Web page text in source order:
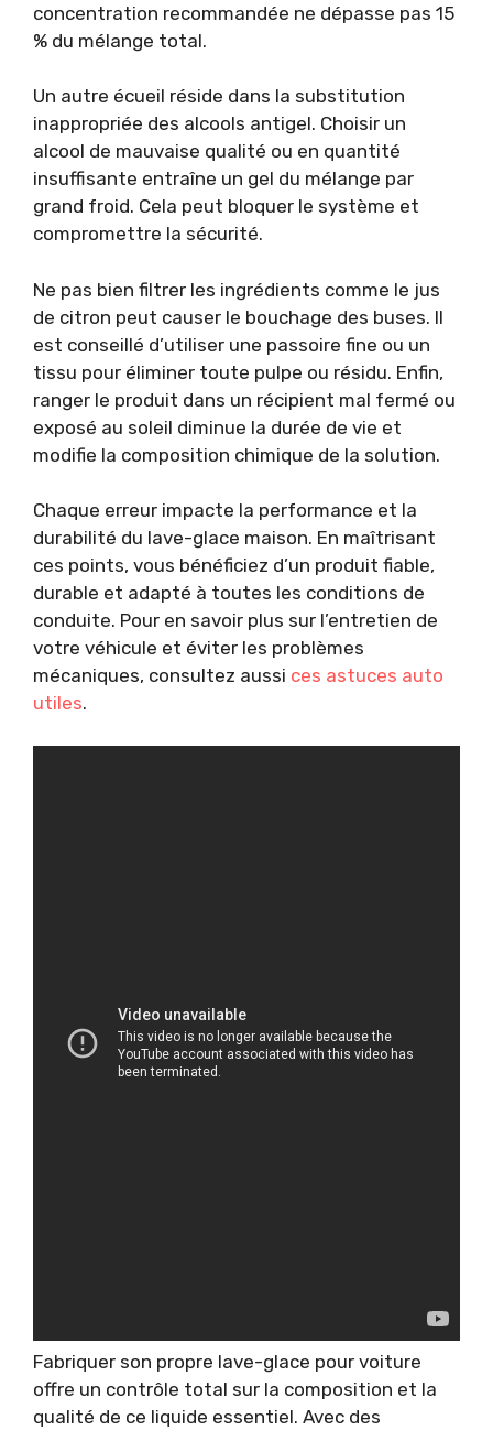
concentration recommandée ne dépasse pas 15
% du mélange total.
Un autre écueil réside dans la substitution
inappropriée des alcools antigel. Choisir un
alcool de mauvaise qualité ou en quantité
insuffisante entraîne un gel du mélange par
grand froid. Cela peut bloquer le système et
compromettre la sécurité.
Ne pas bien filtrer les ingrédients comme le jus
de citron peut causer le bouchage des buses. Il
est conseillé d’utiliser une passoire fine ou un
tissu pour éliminer toute pulpe ou résidu. Enfin,
ranger le produit dans un récipient mal fermé ou
exposé au soleil diminue la durée de vie et
modifie la composition chimique de la solution.
Chaque erreur impacte la performance et la
durabilité du lave-glace maison. En maîtrisant
ces points, vous bénéficiez d’un produit fiable,
durable et adapté à toutes les conditions de
conduite. Pour en savoir plus sur l’entretien de
votre véhicule et éviter les problèmes
mécaniques, consultez aussi ces astuces auto
utiles.
Fabriquer son propre lave-glace pour voiture
offre un contrôle total sur la composition et la
qualité de ce liquide essentiel. Avec des